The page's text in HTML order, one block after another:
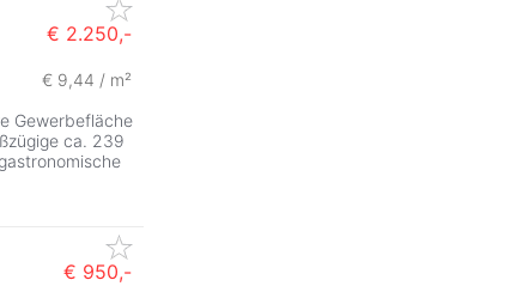
€ 2.250,-
€ 9,44 / m²
Gewerbefläche
ca. 239
€ 950,-